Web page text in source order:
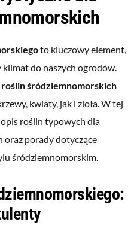
to kluczowy element,
do naszych ogrodów.
śródziemnomorskich
kwiaty, jak i zioła. W tej
roślin typowych dla
porady dotyczące
śródziemnomorskim.